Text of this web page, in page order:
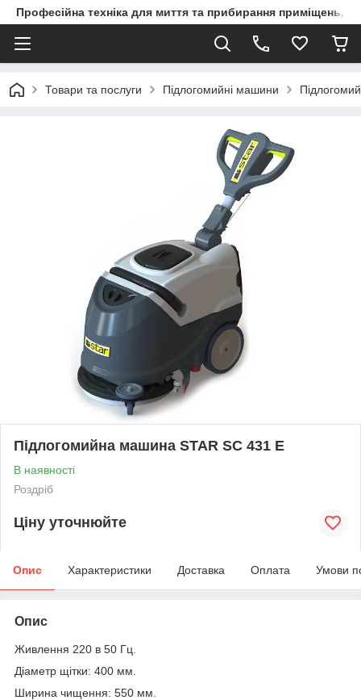
Професійна техніка для миття та прибирання приміщень,
Товари та послуги Підлогомийні машини
Підлогомийна машина STAR SC 431 E
В наявності
Роздріб
Ціну уточнюйте
Опис Характеристики Доставка Оплата Умови
Опис
Живлення 220 в 50 Гц.
Діаметр щітки: 400 мм.
Ширина чищення: 550 мм.